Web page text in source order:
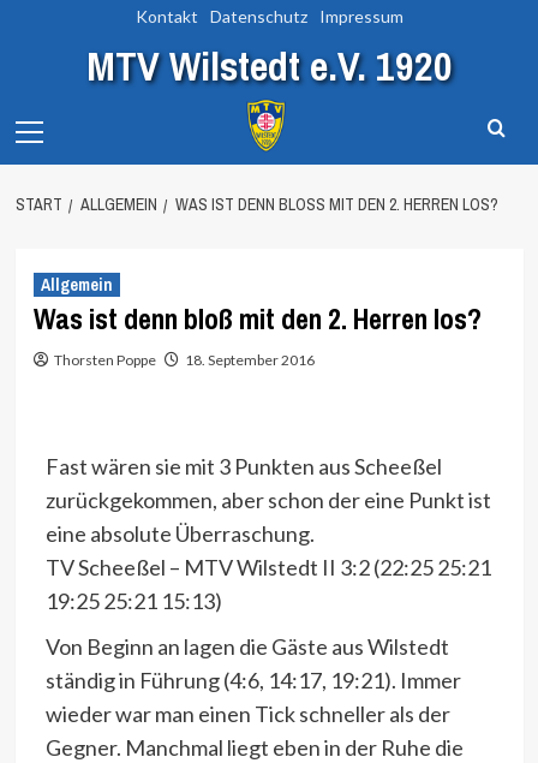
Kontakt Datenschutz Impressum
MTV Wilstedt e.V. 1920
Menu
START ALLGEMEIN WAS IST DENN BLOSS MIT DEN 2. HERREN LOS?
Allgemein
Was ist denn bloß mit den 2. Herren los?
Thorsten Poppe 18. September 2016
Fast wären sie mit 3 Punkten aus Scheeßel
zurückgekommen, aber schon der eine Punkt ist
eine absolute Überraschung.
TV Scheeßel – MTV Wilstedt II 3:2 (22:25 25:21
19:25 25:21 15:13)
Von Beginn an lagen die Gäste aus Wilstedt
ständig in Führung (4:6, 14:17, 19:21). Immer
wieder war man einen Tick schneller als der
Gegner. Manchmal liegt eben in der Ruhe die